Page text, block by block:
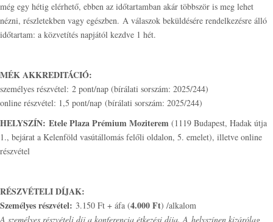
még egy hétig elérhető, ebben az időtartamban akár többször is meg lehet
nézni, részletekben vagy egészben. A válaszok beküldésére rendelkezésre álló
időtartam: a közvetítés napjától kezdve 1 hét.
MÉK AKKREDITÁCIÓ:
személyes részvétel: 2 pont/nap (bírálati sorszám: 2025/244)
online részvétel: 1,5 pont/nap (bírálati sorszám: 2025/244)
HELYSZÍN: Etele Plaza Prémium Moziterem (1119 Budapest, Hadak útja
1., bejárat a Kelenföld vasútállomás felőli oldalon, 5. emelet), illetve online
részvétel
RÉSZVÉTELI DÍJAK:
Személyes részvétel: 3.150 Ft + áfa (4.000 Ft) /alkalom
A személyes részvételi díj a konferencia étkezési díja. A helyszínen kizárólag